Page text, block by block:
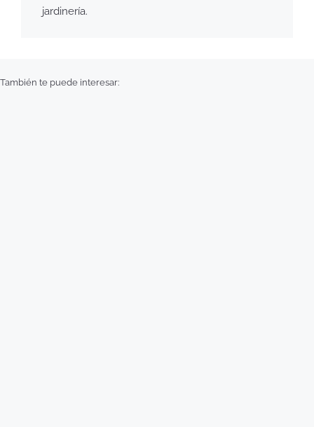
jardinería.
También te puede interesar: